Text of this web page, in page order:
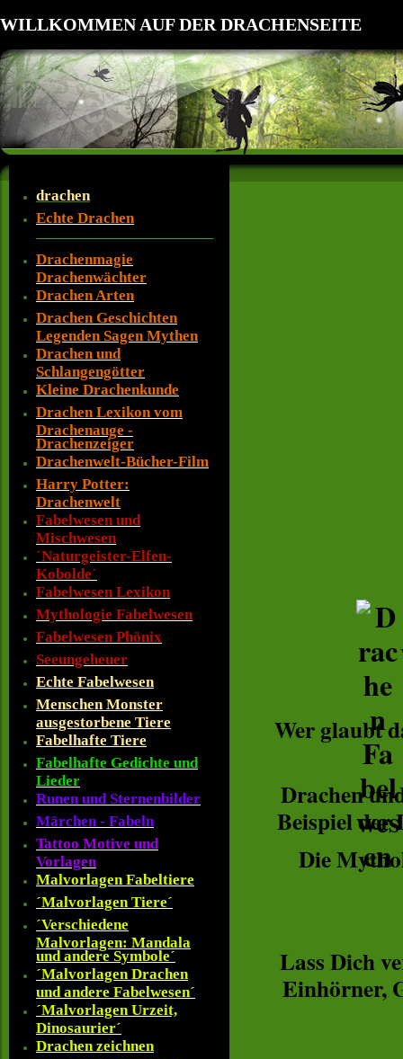
WILLKOMMEN AUF DER DRACHENSEITE
drachen
Echte Drachen
Drachenmagie
Drachenwächter
Drachen Arten
Drachen Geschichten
Legenden Sagen Mythen
Drachen und
Schlangengötter
Kleine Drachenkunde
Drachen Lexikon vom
Drachenauge -
Drachenzeiger
Drachenwelt-Bücher-Film
Harry Potter:
Drachenwelt
Fabelwesen und
Mischwesen
´Naturgeister-Elfen-
Kobolde´
Fabelwesen Lexikon
Mythologie Fabelwesen
Fabelwesen Phönix
Seeungeheuer
Echte Fabelwesen
Menschen Monster
ausgestorbene Tiere
Fabelhafte Tiere
Fabelhafte Gedichte und
Lieder
Runen und Sternenbilder
Märchen - Fabeln
Tattoo Motive und
Vorlagen
Malvorlagen Fabeltiere
´Malvorlagen Tiere´
´Verschiedene
Malvorlagen: Mandala
und andere Symbole´
´Malvorlagen Drachen
und andere Fabelwesen´
´Malvorlagen Urzeit,
Dinosaurier´
Drachen zeichnen
Wer glaubt
Drachen
Beispiel der
Die
Lass Dich
Einhörner,